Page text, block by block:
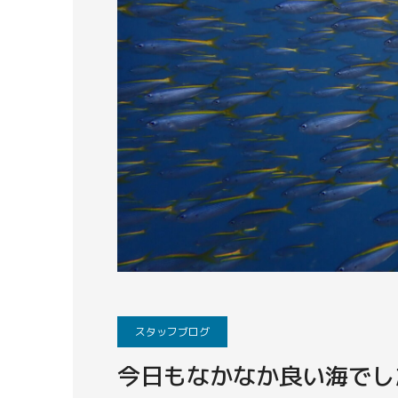
スタッフブログ
今日もなかなか良い海で